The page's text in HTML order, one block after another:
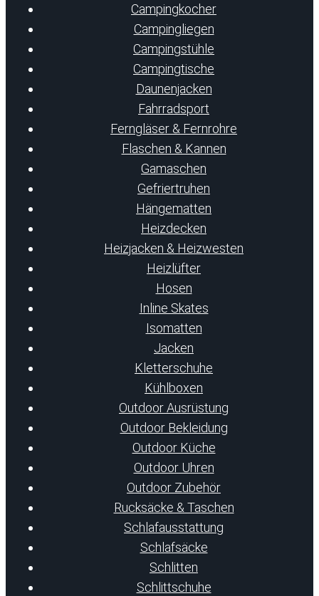
Campingkocher
Campingliegen
Campingstühle
Campingtische
Daunenjacken
Fahrradsport
Ferngläser & Fernrohre
Flaschen & Kannen
Gamaschen
Gefriertruhen
Hängematten
Heizdecken
Heizjacken & Heizwesten
Heizlüfter
Hosen
Inline Skates
Isomatten
Jacken
Kletterschuhe
Kühlboxen
Outdoor Ausrüstung
Outdoor Bekleidung
Outdoor Küche
Outdoor Uhren
Outdoor Zubehör
Rucksäcke & Taschen
Schlafausstattung
Schlafsäcke
Schlitten
Schlittschuhe